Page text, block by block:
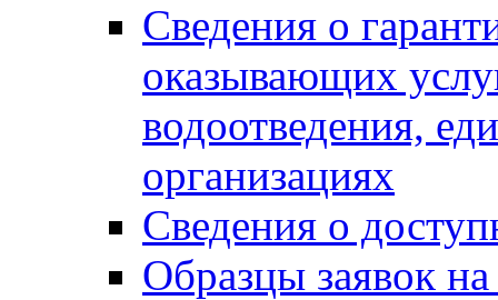
Сведения о
оказывающих
водоотведения,
организациях
Сведения о
Образцы заявок